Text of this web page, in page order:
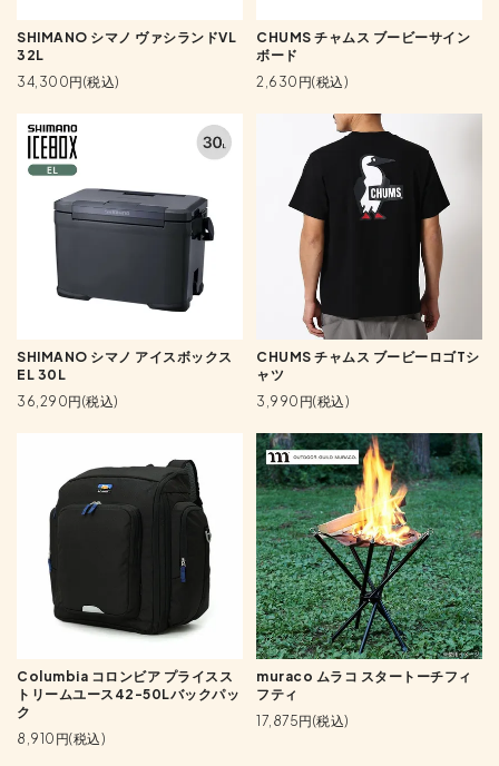
SHIMANO シマノ ヴァシランドVL
32L
34,300円(税込)
CHUMS チャムス ブービーサイン
ボード
2,630円(税込)
SHIMANO シマノ アイスボックス
EL 30L
36,290円(税込)
CHUMS チャムス ブービーロゴTシ
ャツ
3,990円(税込)
Columbia コロンビア プライスス
トリームユース42-50Lバックパッ
ク
8,910円(税込)
muraco ムラコ スタートーチフィ
フティ
17,875円(税込)